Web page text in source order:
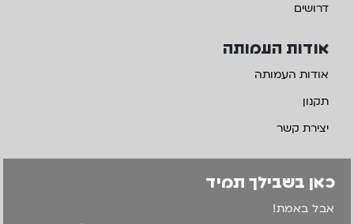
אודות העמותה
אודות העמותה
תקנון
יצירת קשר
דרושים
כאן בשבילך תמיד
אבל באמת!